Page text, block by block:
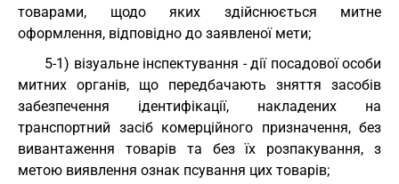
товарами, щодо яких здійснюється митне
оформлення, відповідно до заявленої мети;
5-1) візуальне інспектування - дії посадової особи
митних органів, що передбачають зняття засобів
забезпечення ідентифікації, накладених на
транспортний засіб комерційного призначення, без
вивантаження товарів та без їх розпакування, з
метою виявлення ознак псування цих товарів;